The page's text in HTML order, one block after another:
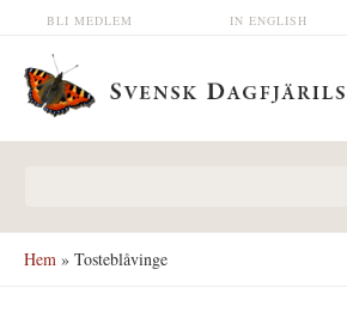
Hoppa till huvudinnehåll IN ENGLISH
BLI MEDLEM
Hem » Tosteblåvinge